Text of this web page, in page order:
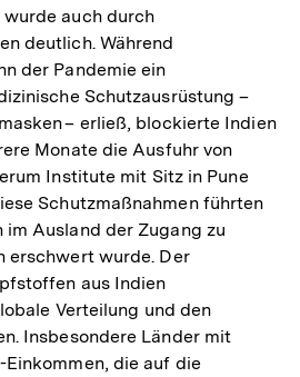
auch durch
deutlich. Während
der Pandemie ein
Schutzausrüstung –
– erließ, blockierte Indien
Monate die Ausfuhr von
Institute mit Sitz in Pune
Schutzmaßnahmen führten
im Ausland der Zugang zu
erschwert wurde. Der
aus Indien
Verteilung und den
Insbesondere Länder mit
die auf die